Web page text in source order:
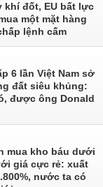
khí đốt, EU bất lực
một mặt hàng
lệnh cấm
6 lần Việt Nam sở
đất siêu khủng:
được ông Donald
mua kho báu dưới
giá cực rẻ: xuất
nước ta có